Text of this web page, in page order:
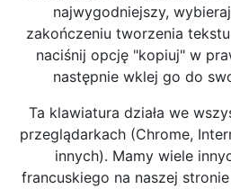
najwygodniejszy,
zakończeniu tworzenia
naciśnij opcję "kopiuj" w
następnie wklej go do
Ta klawiatura działa we
przeglądarkach (Chrome,
innych). Mamy wiele
francuskiego na naszej